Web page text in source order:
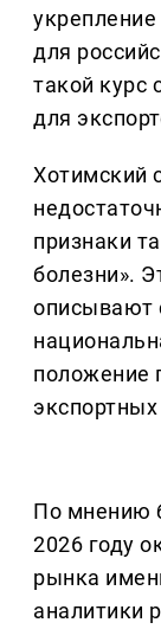
для
такой курс
для
Хотимский
признаки
болезни».
описывают
положение
По мнению
2026 году
рынка
аналитики